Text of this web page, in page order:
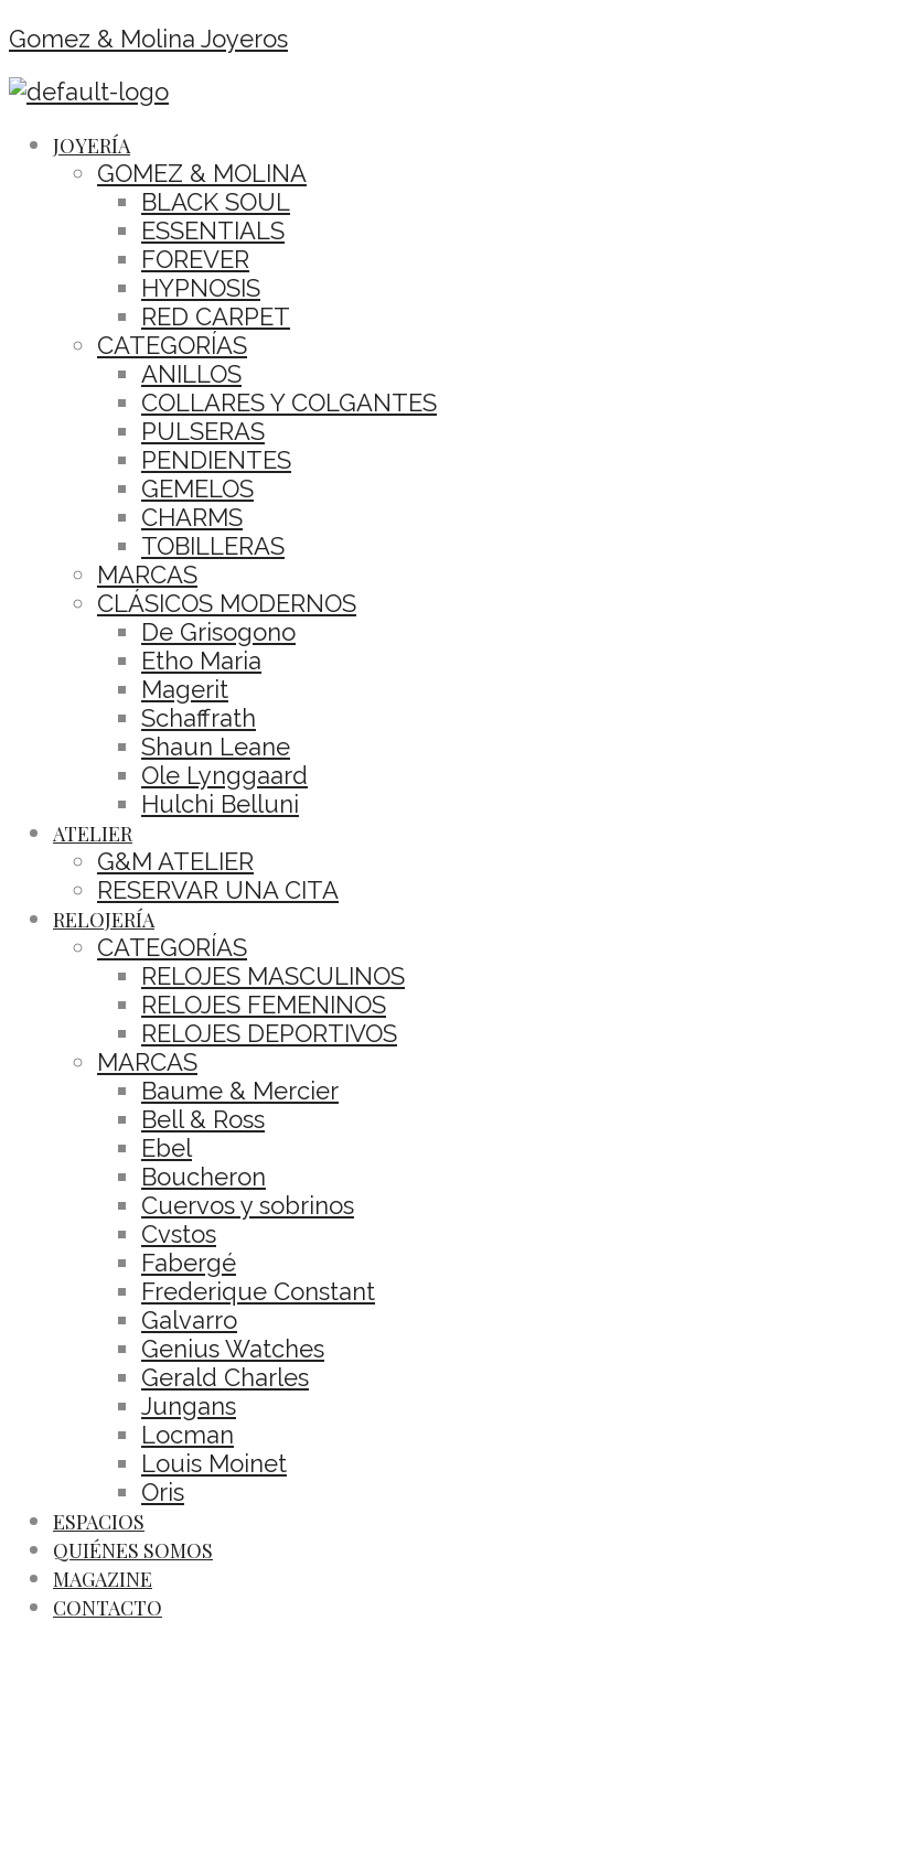
Gomez & Molina Joyeros
JOYERÍA
GOMEZ & MOLINA
BLACK SOUL
ESSENTIALS
FOREVER
HYPNOSIS
RED CARPET
CATEGORÍAS
ANILLOS
COLLARES Y COLGANTES
PULSERAS
PENDIENTES
GEMELOS
CHARMS
TOBILLERAS
MARCAS
CLÁSICOS MODERNOS
De Grisogono
Etho Maria
Magerit
Schaffrath
Shaun Leane
Ole Lynggaard
Hulchi Belluni
ATELIER
G&M ATELIER
RESERVAR UNA CITA
RELOJERÍA
CATEGORÍAS
RELOJES MASCULINOS
RELOJES FEMENINOS
RELOJES DEPORTIVOS
MARCAS
Baume & Mercier
Bell & Ross
Ebel
Boucheron
Cuervos y sobrinos
Cvstos
Fabergé
Frederique Constant
Galvarro
Genius Watches
Gerald Charles
Jungans
Locman
Louis Moinet
Oris
ESPACIOS
QUIÉNES SOMOS
MAGAZINE
CONTACTO